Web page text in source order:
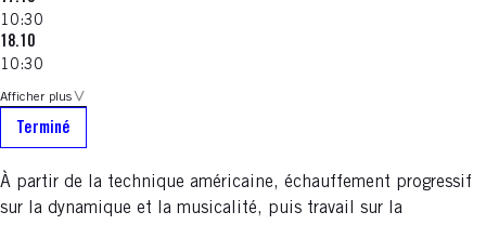
10:30
18.10
10:30
Afficher plus
Terminé
À partir de la technique américaine, échauffement progressif
sur la dynamique et la musicalité, puis travail sur la